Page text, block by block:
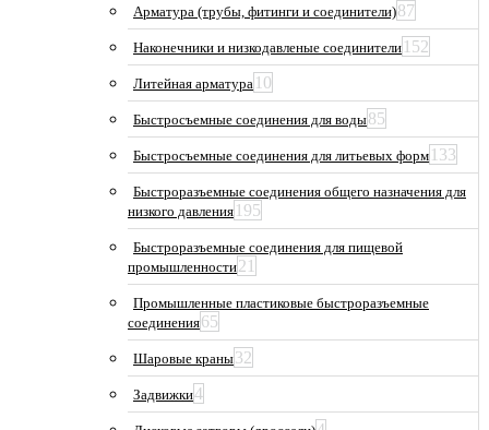
Арматура (трубы, фитинги и соединители)87
Наконечники и низкодавленые соединители 152
Литейная арматура 10
Быстросъемные соединения для воды85
Быстросъемные соединения для литьевых форм 133
Быстроразъемные соединения общего назначения для
низкого давления 195
Быстроразъемные соединения для пищевой
промышленности21
Промышленные пластиковые быстроразъемные
соединения65
Шаровые краны32
Задвижки4